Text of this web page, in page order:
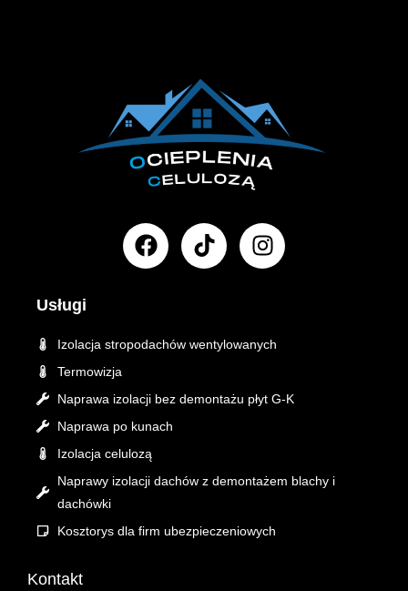
F
a
o
k
T
i
k
I
n
g
a
Usługi
Izolacja stropodachów wentylowanych
Termowizja
Naprawa izolacji bez demontażu płyt G-K
Naprawa po kunach
Izolacja celulozą
Naprawy izolacji dachów z demontażem blachy i
dachówki
Kosztorys dla firm ubezpieczeniowych
Kontakt